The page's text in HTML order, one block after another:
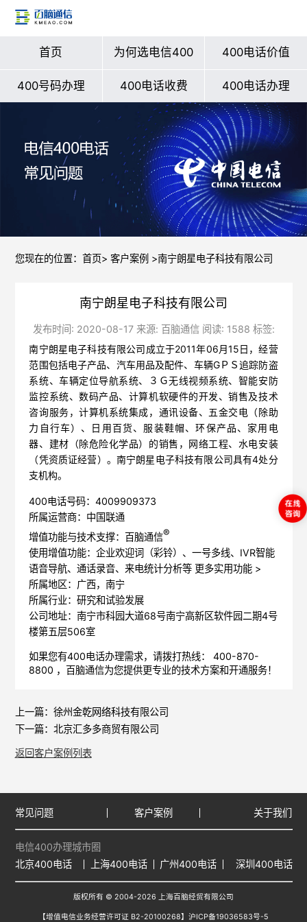
首页 为何选电信400 400电话价值
400号码办理 400电话收费 400电话办理
您现在的位置： 首页> 客户案例 >南宁朗星电子科技有限公司
南宁朗星电子科技有限公司
发布时间: 2020-08-17 来源: 百脑通信 阅读: 1588 标签:
南宁朗星电子科技有限公司成立于2011年06月15日，经营
范围包括电子产品、汽车用品及配件、车辆GＰＳ追踪防盗
系统、车辆定位导航系统、３Ｇ无线视频系统、智能安防
监控系统、数码产品、计算机软硬件的开发、销售及技术
咨询服务，计算机系统集成，通讯设备、五金交电（除助
力自行车）、日用百货、服装鞋帽、环保产品、家用电
器、建材（除危险化学品）的销售，网络工程、水电安装
（凭资质证经营）。南宁朗星电子科技有限公司具有4处分
支机构。
400电话号码：4009909373
所属运营商：中国联通
增值功能与技术支撑：百脑通信®
使用增值功能：企业欢迎词（彩铃）、一号多线、IVR智能
语音导航、通话录音、来电统计分析等 更多实用功能 >
所属地区：广西，南宁
所属行业：研究和试验发展
公司地址：南宁市科园大道68号南宁高新区软件园二期4号
楼第五层506室
如果您有400电话办理需求，请拨打热线： 400-870-
8800 ， 百脑通信为您提供更专业的技术方案和开通服务！
上一篇： 徐州金乾网络科技有限公司
下一篇： 北京汇多多商贸有限公司
返回客户案例列表
常见问题 客户案例 关于我们
电信400办理城市圈
北京400电话
上海400电话 广州400电话 深圳400电话
版权所有 © 2004-2026 上海百脑经贸有限公司
【增值电信业务经营许可证 B2-20100268】 沪ICP备19036583号-5